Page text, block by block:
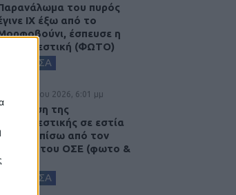
του πυρός
ΙΧ έξω από το
έσπευσε η
Πυροσβεστική (ΦΩΤΟ)
ΚΑΡΔΙΤΣΑ
5 Αυγούστου 2026, 6:01 μμ
της
Πυροσβεστικής σε εστία
πίσω από τον
σταθμό του ΟΣΕ (φωτο &
ΚΑΡΔΙΤΣΑ